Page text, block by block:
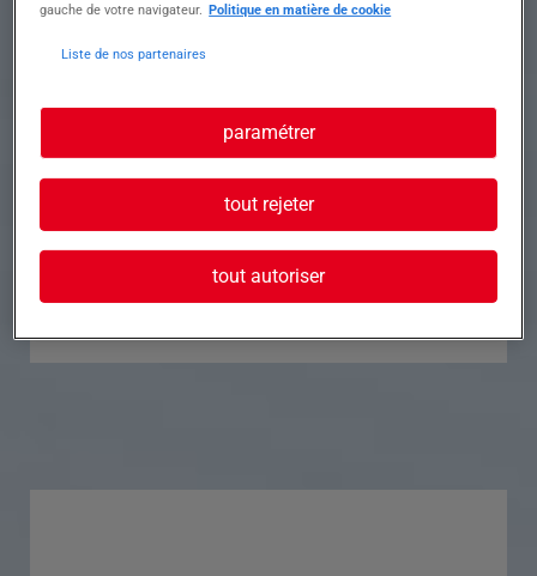
Tél.
Postuler à cette offre
gauche de votre navigateur. Politique en matière de cookie
Liste de nos partenaires
paramétrer
tout rejeter
tout autoriser